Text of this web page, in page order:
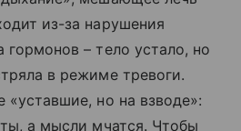
из-за нарушения
гормонов – тело устало, но
в режиме тревоги.
«уставшие, но на взводе»:
а мысли мчатся. Чтобы